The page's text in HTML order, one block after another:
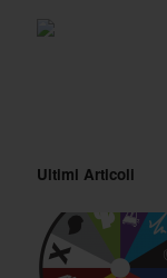
Ultimi Articoli